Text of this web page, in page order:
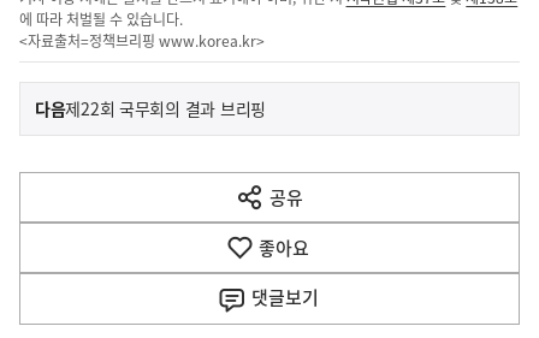
에 따라 처벌될 수 있습니다.
<자료출처=정책브리핑 www.korea.kr>
이
전
다
음
다음기
제22회 국무회의 결과 브리핑
공유
열
기
좋아요
댓글보기